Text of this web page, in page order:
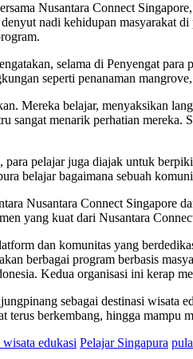
Nusantara Connect
nadi kehidupan masyarakat
selama di Penyengat
seperti penanaman
Mereka belajar, menyaksikan
sangat menarik perhatian mereka.
pelajar juga diajak untuk
belajar bagaimana sebuah
Nusantara Connect Singapore
yang kuat dari Nusantara
dan komunitas yang
berbagai program berbasis
Kedua organisasi ini kerap
sebagai destinasi wisata
terus berkembang, hingga
edukasi Pelajar Singapura